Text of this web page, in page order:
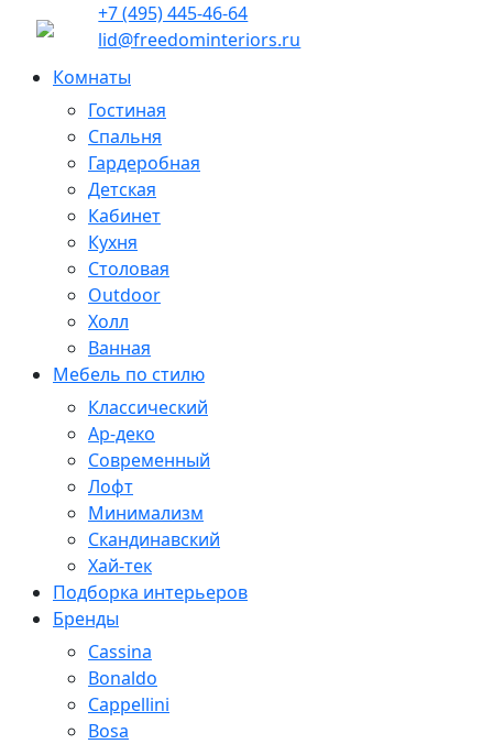
+7 (495) 445-46-64
lid@freedominteriors.ru
Комнаты
Гостиная
Спальня
Гардеробная
Детская
Кабинет
Кухня
Столовая
Outdoor
Холл
Ванная
Мебель по стилю
Классический
Ар-деко
Современный
Лофт
Минимализм
Скандинавский
Хай-тек
Подборка интерьеров
Бренды
Cassina
Bonaldo
Cappellini
Bosa